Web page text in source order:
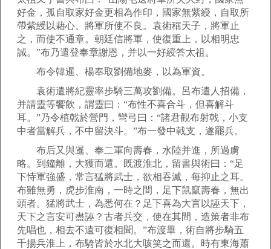
好金，孤自取家好金更相為作印，國家無紫綬，自取所
帶紫綬以藉心。將軍所使不良。袁術稱天子，將軍止
之，而使不通章。朝廷信將軍，使復重上，以相明忠
誠。”布乃遣登奉章謝恩，并以一好綬答太祖。
布令韓暹、楊奉取劉備地麥，以為軍資。
袁術遣將紀靈率步騎三萬攻劉備。呂布遣人招備，
并請靈等饗飲，謂靈曰：“布性不喜合斗，但喜解斗
耳。”乃令植戟於營門，彎弓曰：“諸君觀布射戟，小支
中者當解兵，不中留決斗。”布一發中戟支，遂罷兵。
布后又與暹、奉二軍向壽春，水陸并進，所過虜
略。到鐘離，大獲而還。既渡淮北，留書與術曰：“足
下恃軍強盛，常言猛將武士，欲相吞滅，每抑止之耳。
布雖無勇，虎步淮南，一時之間，足下鼠竄壽春，無出
頭者。猛將武士，為悉何在？足下喜為大言以誣天下，
天下之言安可盡誣？古者兵交，使在其間，造策者非布
先唱也，相去不遠可復相聞。”布渡畢，術自將步騎五
千揚兵淮上，布騎皆於水北大咳笑之而還。時有東海蕭